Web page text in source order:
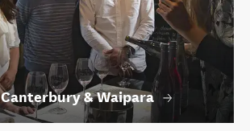
& Waipara